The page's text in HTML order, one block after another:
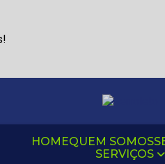
HOME QUEM SOMOS
SERVIÇOS